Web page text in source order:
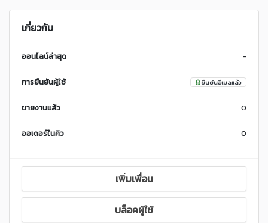
เกี่ยวกับ
ออนไลน์ล่าสุด -
การยืนยันผู้ใช้ ยืนยันอีเมลแล้ว
ขายงานแล้ว 0
ออเดอร์ในคิว 0
เพิ่มเพื่อน
บล็อคผู้ใช้